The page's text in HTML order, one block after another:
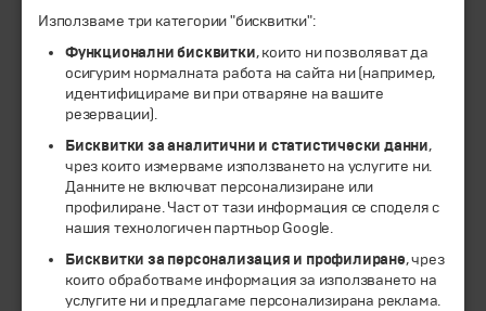
© 1994-2026 Бохемия ООД.Всички права запазени.
Използваме три категории "бисквитки":
Функционални бисквитки, които ни позволяват да
осигурим нормалната работа на сайта ни (например,
идентифицираме ви при отваряне на вашите
резервации).
Бисквитки за аналитични и статистически данни,
чрез които измерваме използването на услугите ни.
Данните не включват персонализиране или
профилиране. Част от тази информация се споделя с
нашия технологичен партньор Google.
Бисквитки за персонализация и профилиране, чрез
които обработваме информация за използването на
услугите ни и предлагаме персонализирана реклама.